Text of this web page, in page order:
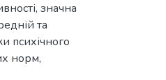
значна
та
психічного
норм,